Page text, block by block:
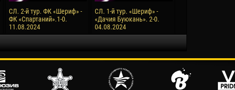
СЛ. 2-й тур. ФК «Шериф» -
ФК «Спартаний».1-0.
11.08.2024
СЛ. 1-й тур. «Шериф» -
«Дачия Буюкань». 2-0.
04.08.2024